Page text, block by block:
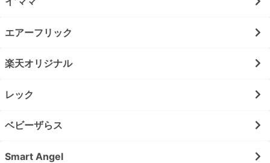
エアーフリック
楽天オリジナル
レック
ベビーザらス
Smart Angel